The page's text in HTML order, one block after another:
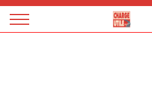
Magazine
Panneau de gestion des cookies